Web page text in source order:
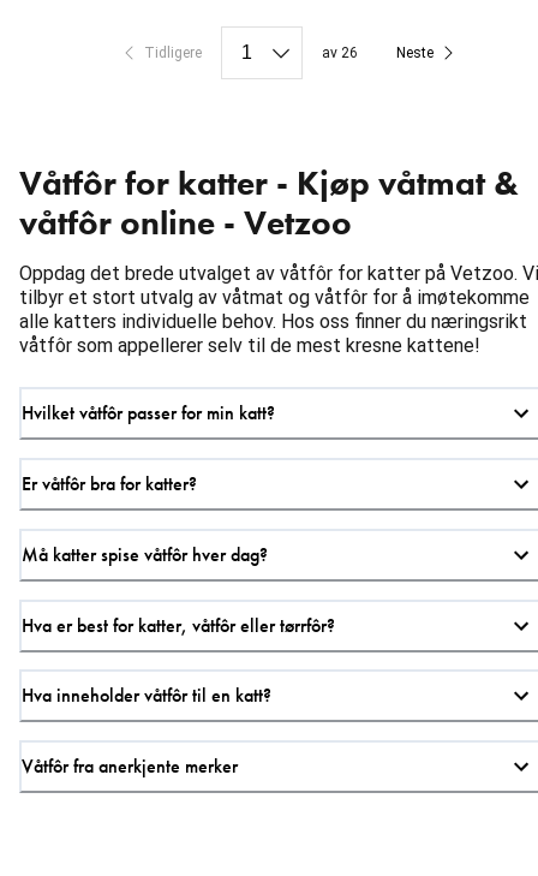
Tidligere av 26 Neste
Våtfôr for katter - Kjøp våtmat &
våtfôr online - Vetzoo
Oppdag det brede utvalget av våtfôr for katter på Vetzoo. Vi
tilbyr et stort utvalg av våtmat og våtfôr for å imøtekomme
alle katters individuelle behov. Hos oss finner du næringsrikt
våtfôr som appellerer selv til de mest kresne kattene!
Hvilket våtfôr passer for min katt?
Er våtfôr bra for katter?
Må katter spise våtfôr hver dag?
Hva er best for katter, våtfôr eller tørrfôr?
Hva inneholder våtfôr til en katt?
Våtfôr fra anerkjente merker